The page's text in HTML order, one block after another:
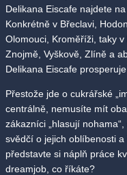
Delikana Eiscafe najdete
Konkrétně v Břeclavi,
Olomouci, Kroměříži, taky
Znojmě, Vyškově, Zlíně a
Delikana Eiscafe
Přestože jde o cukrářské
centrálně, nemusíte mít
zákazníci „hlasují
svědčí o jejich oblíbenosti a
představte si náplň práce
dreamjob, co říkáte?